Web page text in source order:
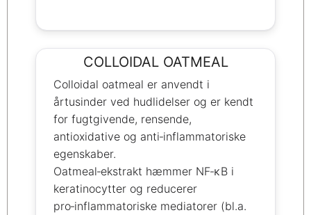
COLLOIDAL OATMEAL
Colloidal oatmeal er anvendt i
årtusinder ved hudlidelser og er kendt
for fugtgivende, rensende,
antioxidative og anti‑inflammatoriske
egenskaber.
Oatmeal‑ekstrakt hæmmer NF‑κB i
keratinocytter og reducerer
pro‑inflammatoriske mediatorer (bl.a.